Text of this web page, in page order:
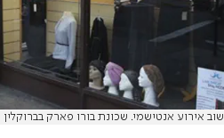
שוב אירוע אנטישמי. שכונת בורו פארק בברוקלין